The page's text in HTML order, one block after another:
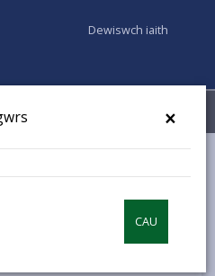
×
CAU
Dewiswch iaith
Fy Nghyfrifon